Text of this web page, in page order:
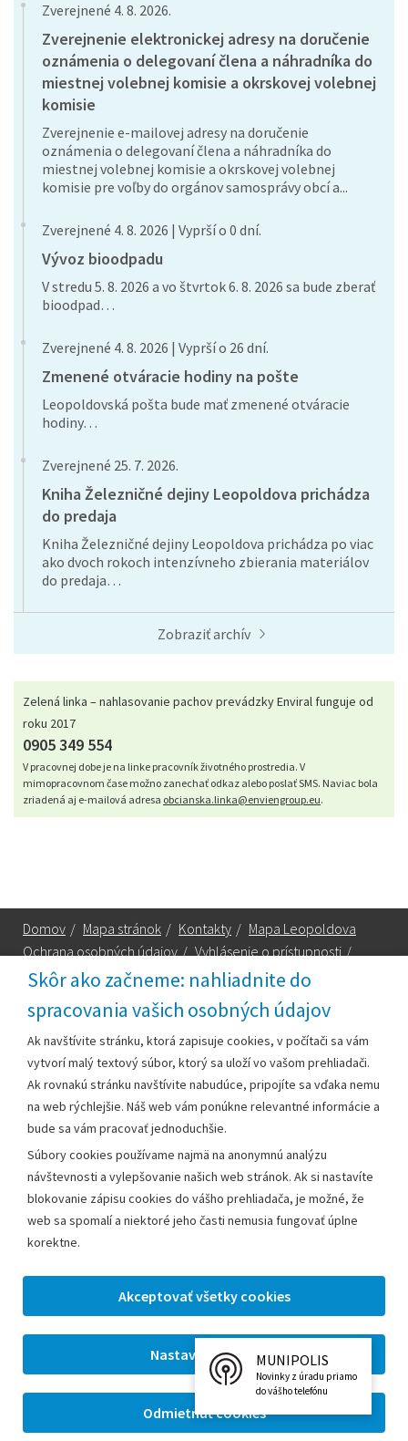
Skôr ako začneme: nahliadnite do
spracovania vašich osobných údajov
Ak navštívite stránku, ktorá zapisuje cookies, v počítači sa vám
vytvorí malý textový súbor, ktorý sa uloží vo vašom prehliadači.
Ak rovnakú stránku navštívite nabudúce, pripojíte sa vďaka nemu
na web rýchlejšie. Náš web vám ponúkne relevantné informácie a
bude sa vám pracovať jednoduchšie.
Súbory cookies používame najmä na anonymnú analýzu
návštevnosti a vylepšovanie našich web stránok. Ak si nastavíte
blokovanie zápisu cookies do vášho prehliadača, je možné, že
web sa spomalí a niektoré jeho časti nemusia fungovať úplne
korektne.
Zverejnené 4. 8. 2026.
Zverejnenie elektronickej adresy na doručenie
oznámenia o delegovaní člena a náhradníka do
miestnej volebnej komisie a okrskovej volebnej
komisie
Zverejnenie e-mailovej adresy na doručenie
oznámenia o delegovaní člena a náhradníka do
miestnej volebnej komisie a okrskovej volebnej
komisie pre voľby do orgánov samosprávy obcí a...
Zverejnené 4. 8. 2026 | Vyprší o 0 dní.
Vývoz bioodpadu
V stredu 5. 8. 2026 a vo štvrtok 6. 8. 2026 sa bude zberať
bioodpad…
Zverejnené 4. 8. 2026 | Vyprší o 26 dní.
Zmenené otváracie hodiny na pošte
Leopoldovská pošta bude mať zmenené otváracie
hodiny…
Zverejnené 25. 7. 2026.
Kniha Železničné dejiny Leopoldova prichádza
do predaja
Kniha Železničné dejiny Leopoldova prichádza po viac
ako dvoch rokoch intenzívneho zbierania materiálov
do predaja…
Zobraziť archív
Zelená linka – nahlasovanie pachov prevádzky Enviral funguje od
roku 2017
0905 349 554
V pracovnej dobe je na linke pracovník životného prostredia. V
mimopracovnom čase možno zanechať odkaz alebo poslať SMS. Naviac bola
zriadená aj e-mailová adresa obcianska.linka@enviengroup.eu.
Domov / Mapa stránok / Kontakty / Mapa Leopoldova
Ochrana osobných údajov / Vyhlásenie o prístupnosti /
Technická podpora
Mestský úrad Leopoldov
Hlohovská cesta 1818/2A
920 41 Leopoldov
Kontakt:
Telefón:+42133/285 27 11
Email:
mesto@leopoldov.sk
primatorka@leopoldov.sk
Webmaster:webmaster@leopoldov.sk
2026 © Mestský úrad Leopoldov |
Nastavenia cookies
Tvorba web stránok aredakčný systém od firmy AlejTech,
spol. s r.o.
MUNIPOLIS
Novinky z úradu priamo
do vášho telefónu